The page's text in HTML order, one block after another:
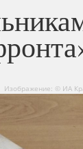
Изображение: © ИА